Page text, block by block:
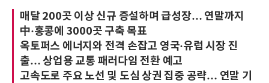
매달 200곳 이상 신규 증설하며 급성장… 연말까지
中·홍콩에 3000곳 구축 목표
옥토퍼스 에너지와 전격 손잡고 영국·유럽 시장 진
출… 상업용 교통 패러다임 전환 예고
고속도로 주요 노선 및 도심 상권 집중 공략… 연말 기